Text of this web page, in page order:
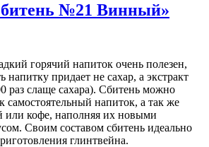
№21 Винный»
горячий напиток очень полезен,
напитку придает не сахар, а экстракт
раз слаще сахара). Сбитень можно
самостоятельный напиток, а так же
или кофе, наполняя их новыми
Своим составом сбитень идеально
глинтвейна.